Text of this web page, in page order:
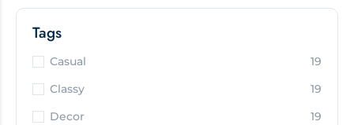
Tags
Casual
19
Classy
19
Decor
19